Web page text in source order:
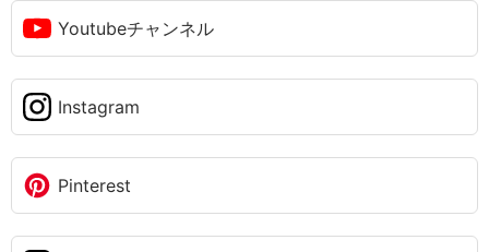
Youtubeチャンネル
Instagram
Pinterest